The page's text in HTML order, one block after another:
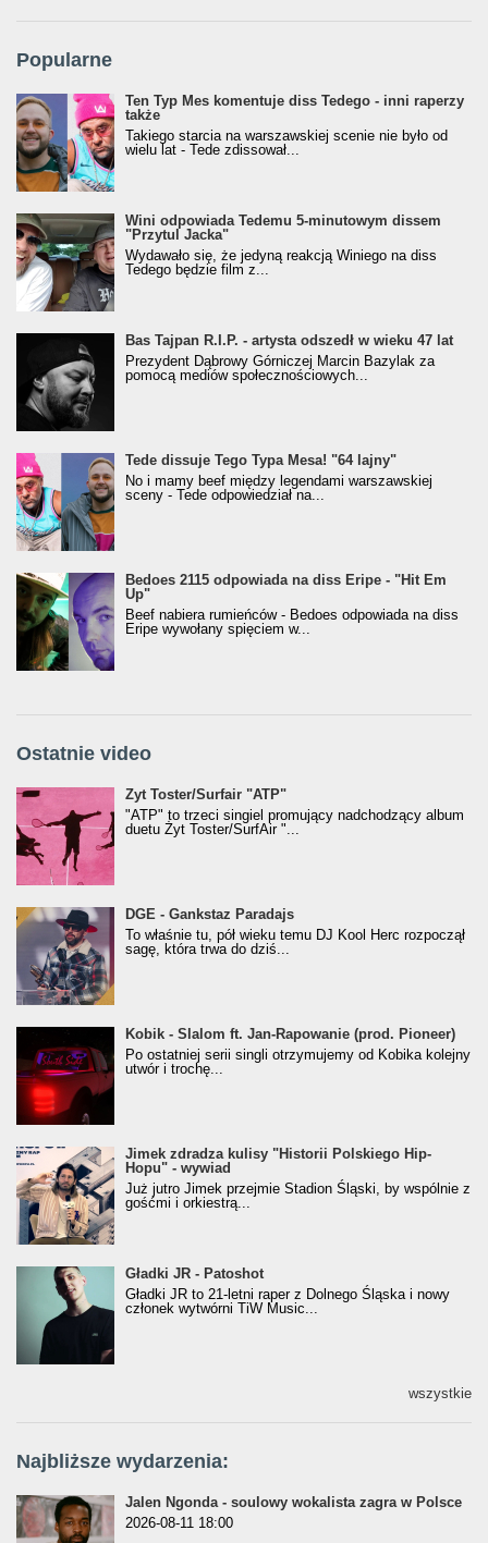
Popularne
Ten Typ Mes komentuje diss Tedego - inni raperzy
także
Takiego starcia na warszawskiej scenie nie było od
wielu lat - Tede zdissował...
Wini odpowiada Tedemu 5-minutowym dissem
"Przytul Jacka"
Wydawało się, że jedyną reakcją Winiego na diss
Tedego będzie film z...
Bas Tajpan R.I.P. - artysta odszedł w wieku 47 lat
Prezydent Dąbrowy Górniczej Marcin Bazylak za
pomocą mediów społecznościowych...
Tede dissuje Tego Typa Mesa! "64 lajny"
No i mamy beef między legendami warszawskiej
sceny - Tede odpowiedział na...
Bedoes 2115 odpowiada na diss Eripe - "Hit Em
Up"
Beef nabiera rumieńców - Bedoes odpowiada na diss
Eripe wywołany spięciem w...
Ostatnie video
Żyt Toster/SurfAir - ATP VIDEO
Żyt Toster/Surfair "ATP"
"ATP" to trzeci singiel promujący nadchodzący album
duetu Żyt Toster/SurfAir "...
donGURALesko z nagrodą za
Klasyczny/Trueschoolowy Album Roku
(Popkillery 2023)
DGE - Gankstaz Paradajs
To właśnie tu, pół wieku temu DJ Kool Herc rozpoczął
sagę, która trwa do dziś...
Kobik - Slalom ft. Jan-Rapowanie (prod. Pioneer)
[Official Music Visualiser]
Kobik - Slalom ft. Jan-Rapowanie (prod. Pioneer)
Po ostatniej serii singli otrzymujemy od Kobika kolejny
utwór i trochę...
Jimek zdradza kulisy "Historii Polskiego Hip-
Hopu" - wywiad
Jimek zdradza kulisy "Historii Polskiego Hip-
Hopu" - wywiad
Już jutro Jimek przejmie Stadion Śląski, by wspólnie z
gośćmi i orkiestrą...
Gładki JR - Patoshot
Gładki JR - Patoshot
Gładki JR to 21-letni raper z Dolnego Śląska i nowy
członek wytwórni TiW Music...
wszystkie
Najbliższe wydarzenia:
Jalen Ngonda - soulowy wokalista zagra w Polsce
2026-08-11 18:00